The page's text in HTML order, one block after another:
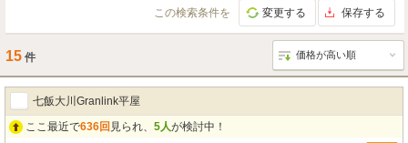
この検索条件を 変更する 保存する
15 件
七飯大川Granlink平屋
ここ最近で636回 見られ、 5人が検討中！